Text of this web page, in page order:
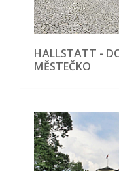
HALLSTATT -
MĚSTEČKO